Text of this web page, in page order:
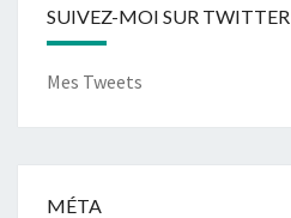
SUIVEZ-MOI SUR TWITTER
Mes Tweets
MÉTA